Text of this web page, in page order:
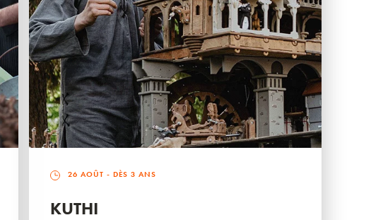
26 AOÛT - DÈS 3 ANS
KUTHI